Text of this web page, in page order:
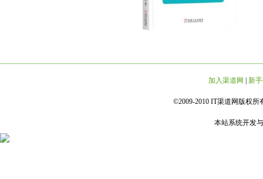
加入渠道网 新
©2009-2010 IT渠道网版权所
本站系统开发